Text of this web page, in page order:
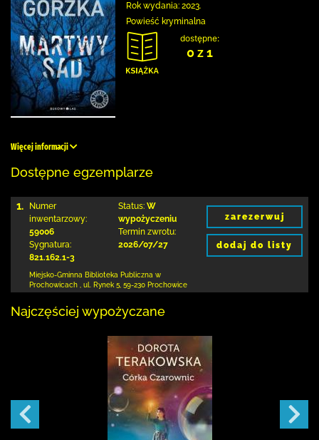
Rok wydania: 2023.
Powieść kryminalna
dostępne:
0 z 1
Więcej informacji
Dostępne egzemplarze
1.
Numer
inwentarzowy:
59006
Sygnatura:
821.162.1-3
Status: W
wypożyczeniu
Termin zwrotu:
2026/07/27
Miejsko-Gminna Biblioteka Publiczna w
Prochowicach
ul. Rynek 5 59-230 Prochowice
zarezerwuj
dodaj do listy
Najczęściej wypożyczane